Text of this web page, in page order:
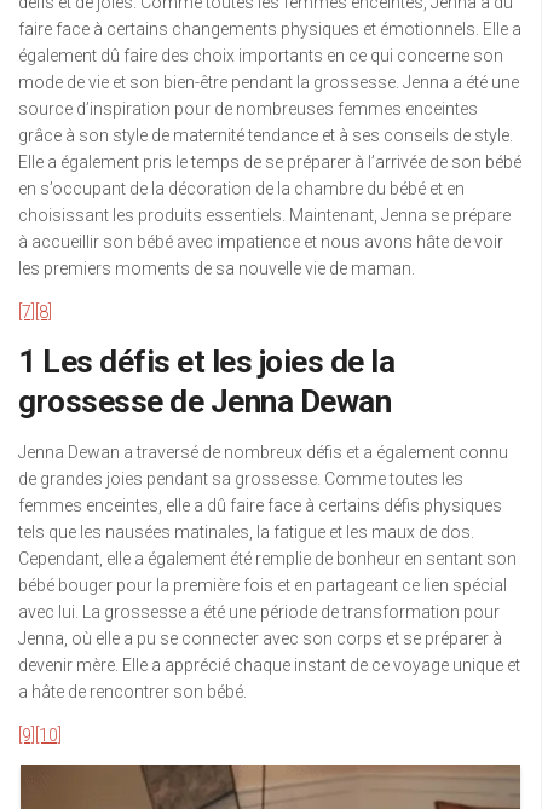
faire face à certains changements physiques et émotionnels. Elle a
également dû faire des choix importants en ce qui concerne son
mode de vie et son bien-être pendant la grossesse. Jenna a été une
source d’inspiration pour de nombreuses femmes enceintes
grâce à son style de maternité tendance et à ses conseils de style.
Elle a également pris le temps de se préparer à l’arrivée de son bébé
en s’occupant de la décoration de la chambre du bébé et en
choisissant les produits essentiels. Maintenant, Jenna se prépare
à accueillir son bébé avec impatience et nous avons hâte de voir
les premiers moments de sa nouvelle vie de maman.
[7] [8]
1 Les défis et les joies de la
grossesse de Jenna Dewan
Jenna Dewan a traversé de nombreux défis et a également connu
de grandes joies pendant sa grossesse. Comme toutes les
femmes enceintes, elle a dû faire face à certains défis physiques
tels que les nausées matinales, la fatigue et les maux de dos.
Cependant, elle a également été remplie de bonheur en sentant son
bébé bouger pour la première fois et en partageant ce lien spécial
avec lui. La grossesse a été une période de transformation pour
Jenna, où elle a pu se connecter avec son corps et se préparer à
devenir mère. Elle a apprécié chaque instant de ce voyage unique et
a hâte de rencontrer son bébé.
[9] [10]